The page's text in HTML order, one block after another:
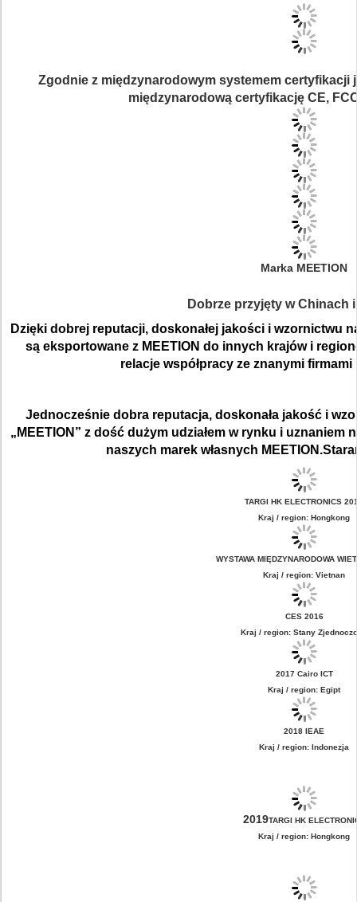
Zgodnie z międzynarodowym systemem
międzynarodową certyfikację CE,
Marka MEETION
Dobrze przyjęty w Chinach
Dzięki dobrej reputacji, doskonałej jakości i wzornictwu
są eksportowane z MEETION do innych krajów i
relacje współpracy ze znanymi
Jednocześnie dobra reputacja, doskonała jakość i
„MEETION” z dość dużym udziałem w rynku i uznaniem
naszych marek własnych
TARGI HK ELECTRONICS
Kraj / region: Hongkong
WYSTAWA MIĘDZYNARODOWA
Kraj / region: Vietnan
CES 2016
Kraj / region: Stany
2017 Cairo ICT
Kraj / region: Egipt
2018 IEAE
Kraj / region: Indonezja
2019TARGI HK
Kraj / region: Hongkong